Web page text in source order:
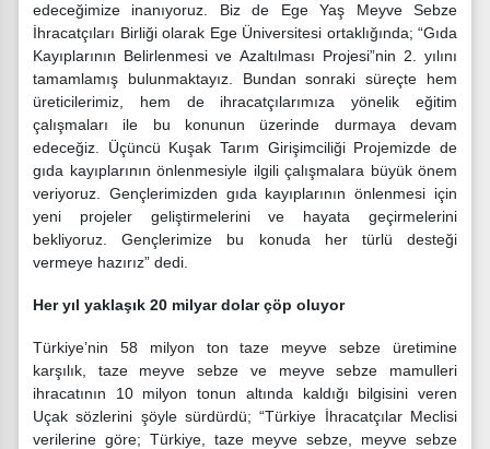
edeceğimize inanıyoruz. Biz de Ege Yaş Meyve Sebze
İhracatçıları Birliği olarak Ege Üniversitesi ortaklığında; “Gıda
Kayıplarının Belirlenmesi ve Azaltılması Projesi”nin 2. yılını
tamamlamış bulunmaktayız. Bundan sonraki süreçte hem
üreticilerimiz, hem de ihracatçılarımıza yönelik eğitim
çalışmaları ile bu konunun üzerinde durmaya devam
edeceğiz. Üçüncü Kuşak Tarım Girişimciliği Projemizde de
gıda kayıplarının önlenmesiyle ilgili çalışmalara büyük önem
veriyoruz. Gençlerimizden gıda kayıplarının önlenmesi için
yeni projeler geliştirmelerini ve hayata geçirmelerini
bekliyoruz. Gençlerimize bu konuda her türlü desteği
vermeye hazırız” dedi.
Her yıl yaklaşık 20 milyar dolar çöp oluyor
Türkiye’nin 58 milyon ton taze meyve sebze üretimine
karşılık, taze meyve sebze ve meyve sebze mamulleri
ihracatının 10 milyon tonun altında kaldığı bilgisini veren
Uçak sözlerini şöyle sürdürdü; “Türkiye İhracatçılar Meclisi
verilerine göre; Türkiye, taze meyve sebze, meyve sebze